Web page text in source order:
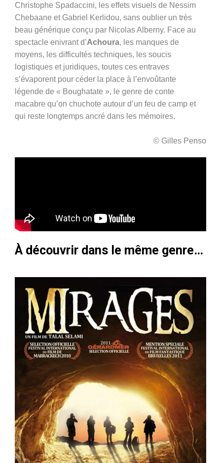
Christophe Spadaccini, les effets visuels de Nessim
Chebaane et Gabriel Kerlidou, sans oublier un très
beau générique conçu par Nicolas Alberny. Face au
spectacle enivrant d’Achoura, les manques de
moyens, les difficultés techniques, les soucis
logistiques et juridiques, toutes ces entraves
s’évaporent pour céder la place à l’envoûtante
légende de « Boughatate », le genre de conte
macabre qu’on chuchote autour d’un feu de camp et
qui reste longtemps ancré dans les mémoires.
© Gilles Penso
À découvrir dans le même genre…